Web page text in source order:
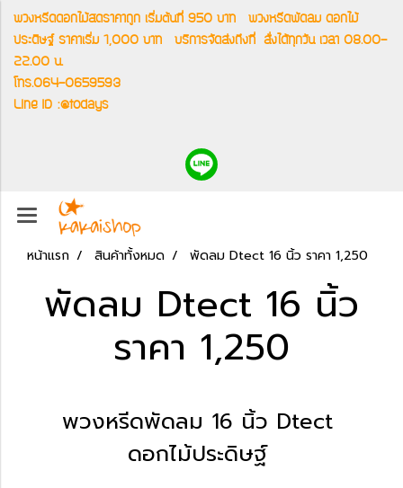
พวงหรีดดอกไม้สดราคาถูก เริ่มต้นที่ 950 บาท พวงหรีดพัดลม ดอกไม้
ประดิษฐ์ ราคาเริ่ม 1,000 บาท บริการจัดส่งถึงที่ สั่งได้ทุกวัน เวลา 08.00-
22.00 น.
โทร.064-0659593
Line ID :@todays
หน้าแรก สินค้าทั้งหมด พัดลม Dtect 16 นิ้ว ราคา 1,250
พัดลม Dtect 16 นิ้ว
ราคา 1,250
พวงหรีดพัดลม 16 นิ้ว Dtect
ดอกไม้ประดิษฐ์